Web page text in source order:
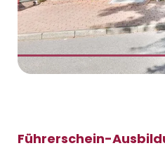
Führerschein-